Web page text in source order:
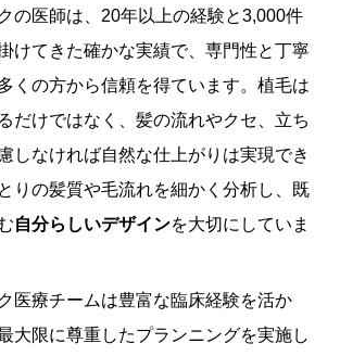
の医師は、20年以上の経験と3,000件
けてきた確かな実績で、専門性と丁寧
くの方から信頼を得ています。植毛は
だけではなく、髪の流れやクセ、立ち
しなければ自然な仕上がりは実現でき
りの髪質や毛流れを細かく分析し、既
自分らしいデザインを大切にしていま
医療チームは豊富な臨床経験を活か
大限に尊重したプランニングを実施し